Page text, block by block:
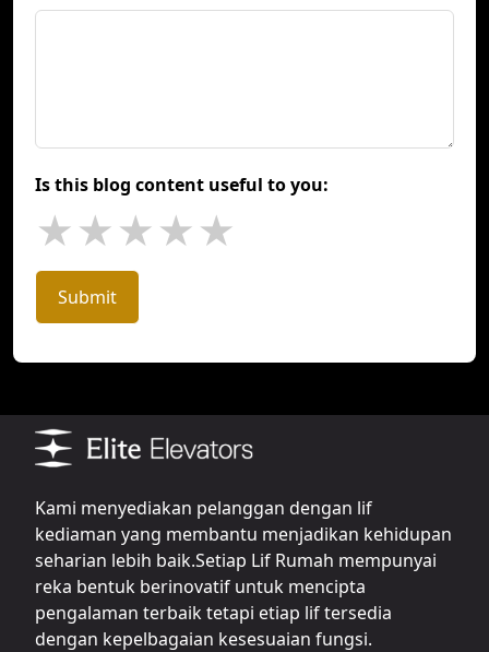
Is this blog content useful to you:
★★★★★
Submit
Kami menyediakan pelanggan dengan lif
kediaman yang membantu menjadikan kehidupan
seharian lebih baik.Setiap Lif Rumah mempunyai
reka bentuk berinovatif untuk mencipta
pengalaman terbaik tetapi etiap lif tersedia
dengan kepelbagaian kesesuaian fungsi.